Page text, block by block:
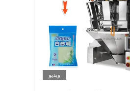
ویدیو